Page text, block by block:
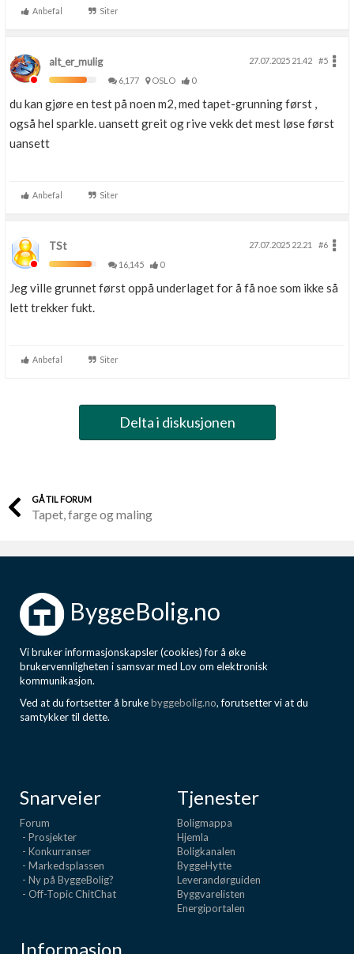
Anbefal Siter
alt_er_mulig 27.07.2025 21.42
#5
6,177
OSLO 0
du kan gjøre en test på noen m2, med tapet-grunning først ,
også hel sparkle. uansett greit og rive vekk det mest løse først
uansett
Anbefal Siter
TSt 27.07.2025 22.21
#6
16,145
0
Jeg ville grunnet først oppå underlaget for å få noe som ikke så
lett trekker fukt.
Anbefal Siter
Delta i diskusjonen
GÅ TIL FORUM
Tapet, farge og maling
ByggeBolig.no
Vi bruker informasjonskapsler (cookies) for å øke
brukervennligheten i samsvar med Lov om elektronisk
kommunikasjon.
Ved at du fortsetter å brukebyggebolig.no, forutsetter vi at du
samtykker til dette.
Snarveier
Forum
- Prosjekter
- Konkurranser
- Markedsplassen
- Ny på ByggeBolig?
- Off-Topic ChitChat
Tjenester
Boligmappa
Hjemla
Boligkanalen
ByggeHytte
Leverandørguiden
Byggvarelisten
Energiportalen
Informasjon